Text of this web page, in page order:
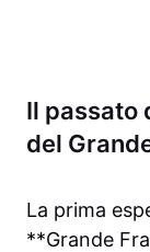
Il passato
del
La prima
**Grande